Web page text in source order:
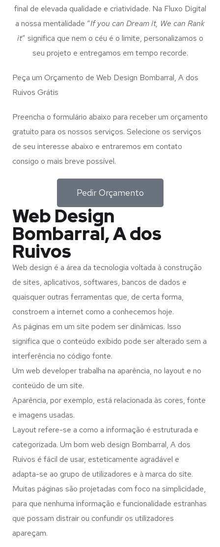
final de elevada qualidade e criatividade. Na Fluxo Digital
a nossa mentalidade “If you can Dream it, We can Rank
it” significa que nem o céu é o limite, personalizamos o
seu projeto e entregamos em tempo recorde.
Peça um Orçamento de Web Design Bombarral, A dos
Ruivos Grátis
Preencha o formulário abaixo para receber um orçamento
gratuito para os nossos serviços. Selecione os serviços
de seu interesse abaixo e entraremos em contato
consigo o mais breve possível.
Pedir Orçamento
Web Design
Bombarral, A dos
Ruivos
Web design é a área da tecnologia voltada à construção
de sites, aplicativos, softwares, bancos de dados e
quaisquer outras ferramentas que, de certa forma,
constroem a internet como a conhecemos hoje.
As páginas em um site podem ser dinâmicas. Isso
significa que o conteúdo exibido pode ser alterado sem a
interferência no código fonte.
Um web developer trabalha na aparência, no layout e no
conteúdo de um site.
Aparência, por exemplo, está relacionada às cores, fonte
e imagens usadas.
Layout refere-se a como a informação é estruturada e
categorizada. Um bom web design Bombarral, A dos
Ruivos é fácil de usar, esteticamente agradável e
adapta-se ao grupo de utilizadores e à marca do site.
Muitas páginas são projetadas com foco na simplicidade,
para que nenhuma informação e funcionalidade estranhas
que possam distrair ou confundir os utilizadores
apareçam.